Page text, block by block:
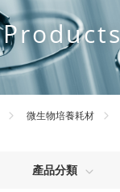
Products
微生物培養耗材
產品分類